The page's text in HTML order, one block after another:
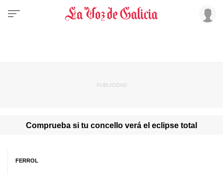
Comprueba si tu concello verá el eclipse total
FERROL